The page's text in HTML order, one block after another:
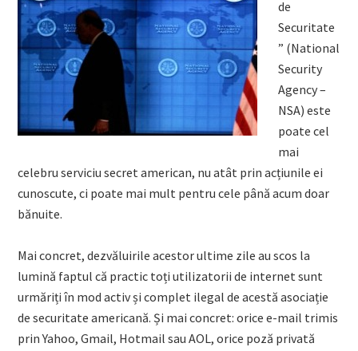
de
Securitate
” (National
Security
Agency –
NSA) este
poate cel
mai
celebru serviciu secret american, nu atât prin acțiunile ei
cunoscute, ci poate mai mult pentru cele până acum doar
bănuite.
Mai concret, dezvăluirile acestor ultime zile au scos la
lumină faptul că practic toți utilizatorii de internet sunt
urmăriți în mod activ și complet ilegal de acestă asociație
de securitate americană. Și mai concret: orice e-mail trimis
prin Yahoo, Gmail, Hotmail sau AOL, orice poză privată